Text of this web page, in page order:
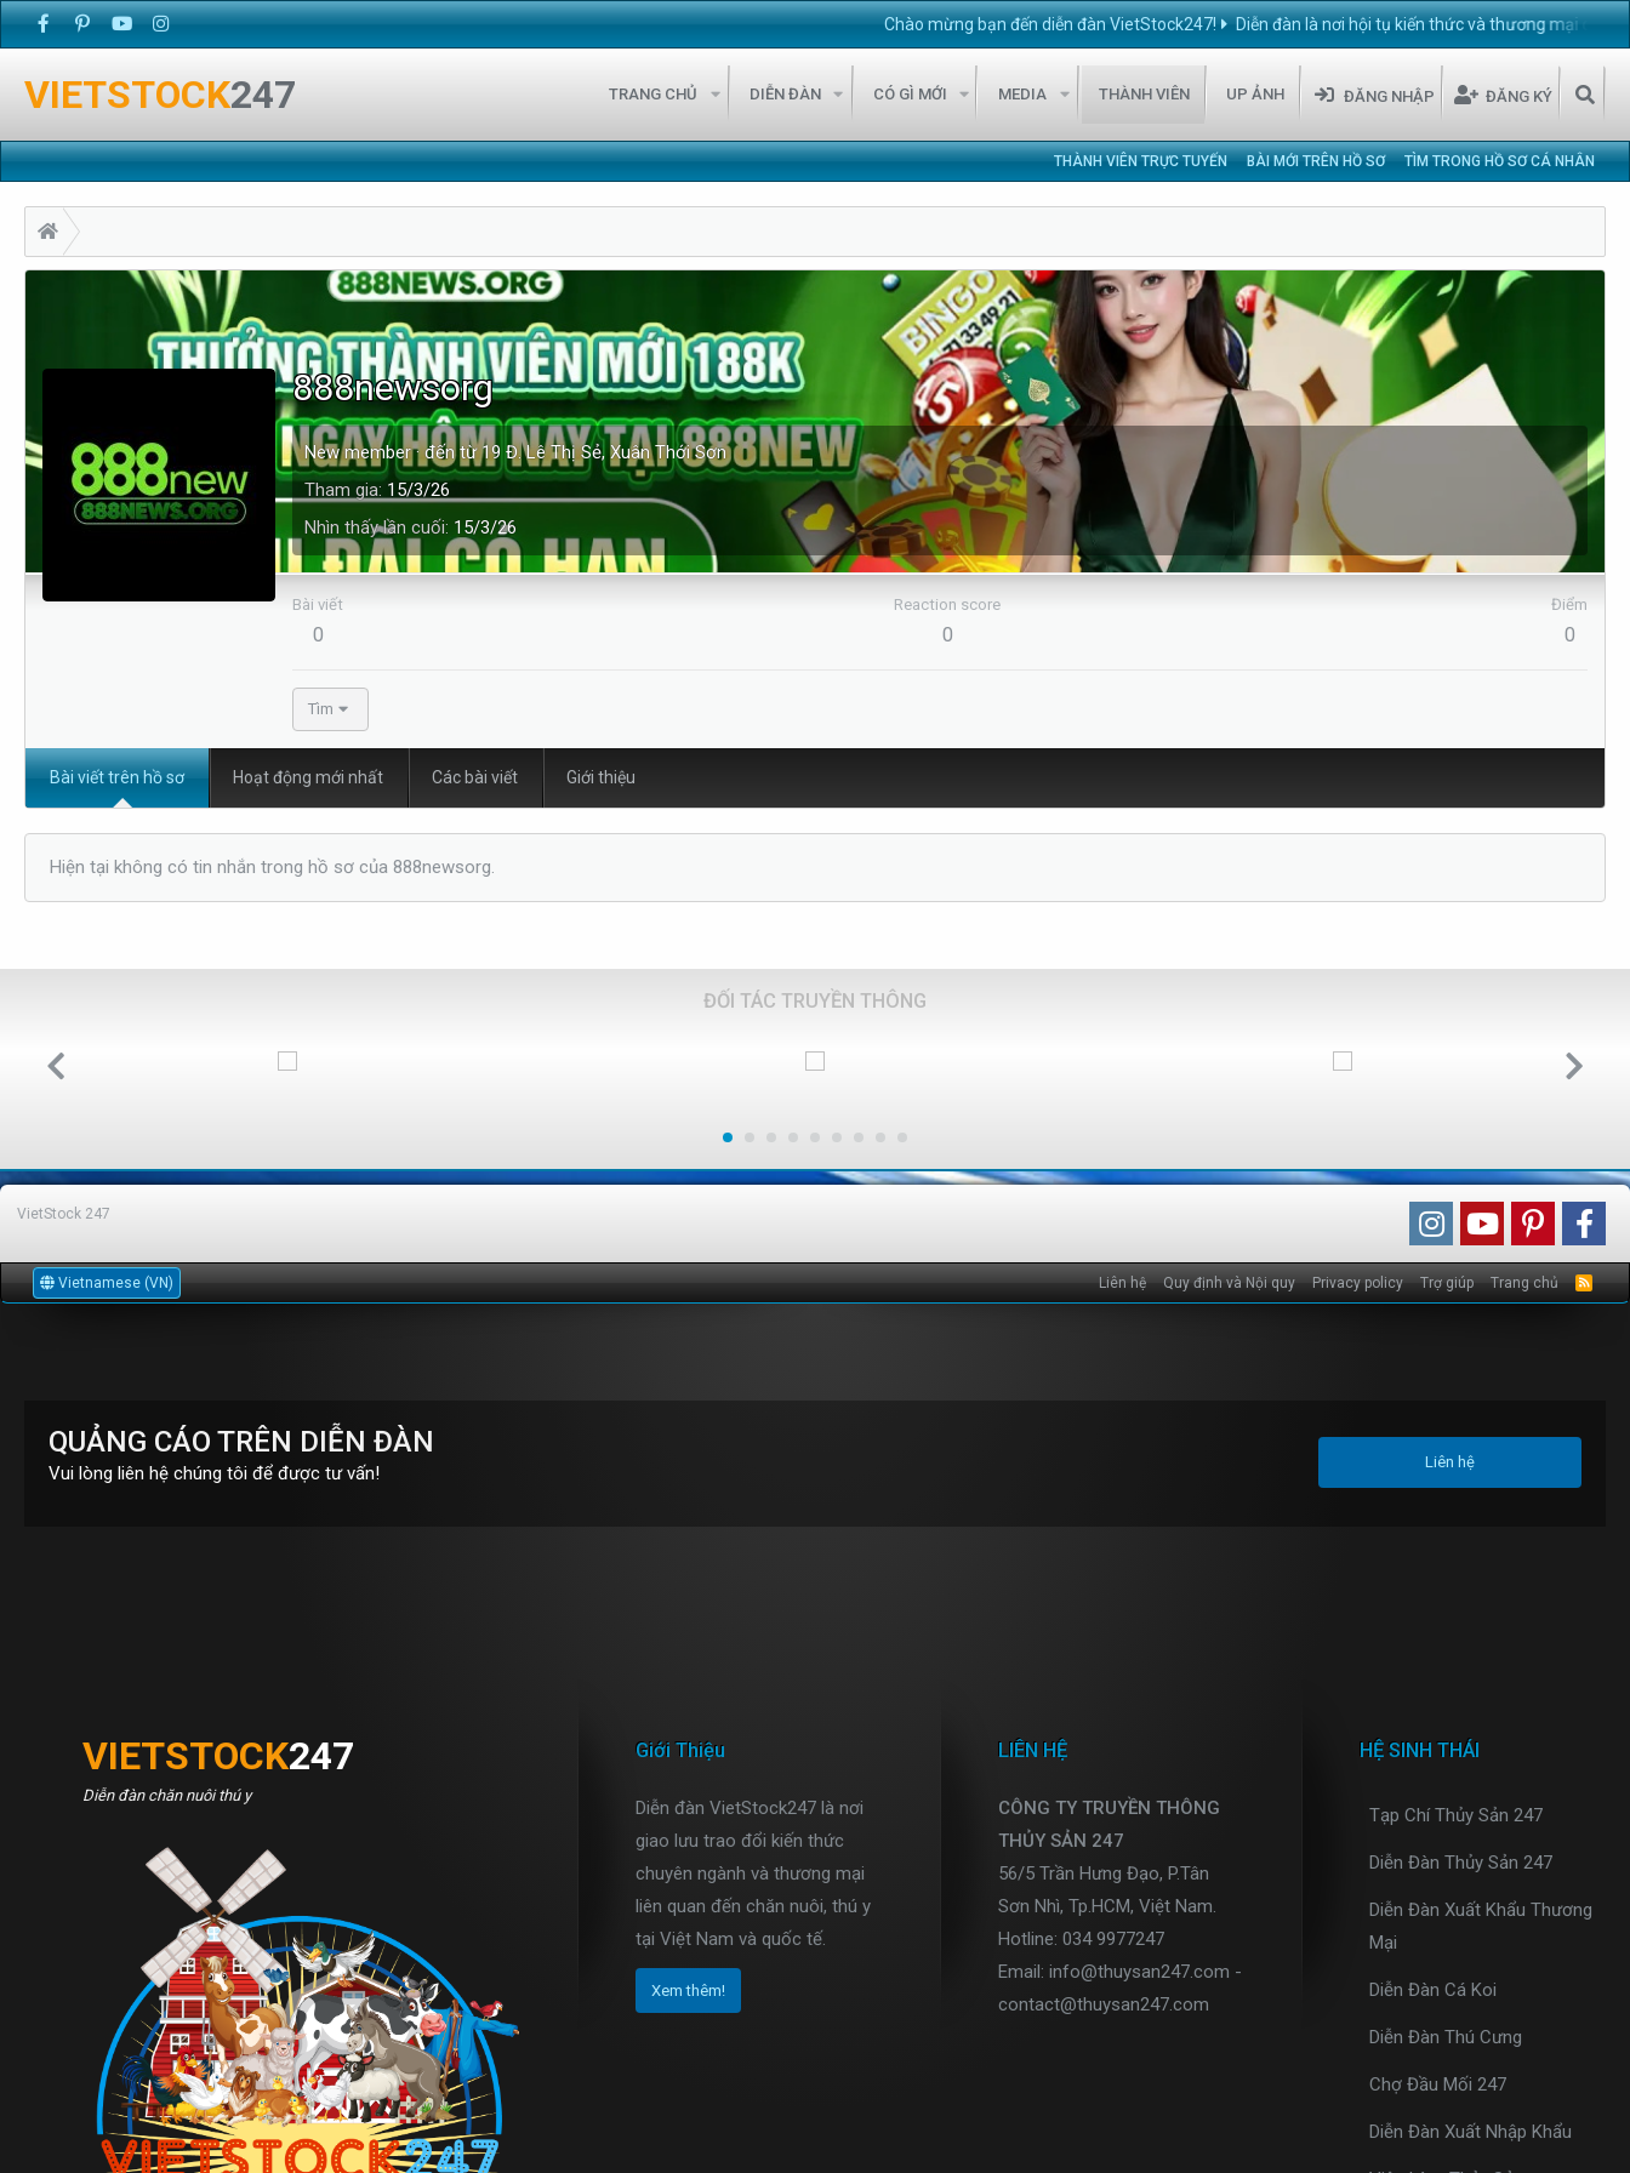
Chào mừng bạn đến diễn đàn VietStock247! Diễn đàn là nơi hội tụ kiến thức và thương mại chuyên ngành
VIETSTOCK247 TRANG CHỦ DIỄN ĐÀN CÓ GÌ MỚI MEDIA THÀNH VIÊN UP ẢNH ĐĂNG NHẬP ĐĂNG KÝ
THÀNH VIÊN TRỰC TUYẾN BÀI MỚI TRÊN HỒ SƠ TÌM TRONG HỒ SƠ CÁ NHÂN
888newsorg
New member · đến từ 19 Đ. Lê Thị Sẻ, Xuân Thới Sơn
Tham gia 15/3/26
Nhìn thấy lần cuối 15/3/26
Bài viết
0
Reaction score
0
Điểm
0
Tìm
Bài viết trên hồ sơ Hoạt động mới nhất Các bài viết Giới thiệu
Hiện tại không có tin nhắn trong hồ sơ của 888newsorg.
ĐỐI TÁC TRUYỀN THÔNG
VietStock 247
Vietnamese (VN) Liên hệ Quy định và Nội quy Privacy policy Trợ giúp Trang chủ
R
QUẢNG CÁO TRÊN DIỄN ĐÀN
Vui lòng liên hệ chúng tôi để được tư vấn!
Liên hệ
VIETSTOCK247
Diễn đàn chăn nuôi thú y
Giới Thiệu
Diễn đàn VietStock247 là nơi
giao lưu trao đổi kiến thức
chuyên ngành và thương mại
liên quan đến chăn nuôi, thú y
tại Việt Nam và quốc tế.
Xem thêm!
LIÊN HỆ
CÔNG TY TRUYỀN THÔNG
THỦY SẢN 247
56/5 Trần Hưng Đạo, P.Tân
Sơn Nhì, Tp.HCM, Việt Nam.
Hotline: 034 9977247
Email: info@thuysan247.com -
contact@thuysan247.com
HỆ SINH THÁI
Tạp Chí Thủy Sản 247
Diễn Đàn Thủy Sản 247
Diễn Đàn Xuất Khẩu Thương
Mại
Diễn Đàn Cá Koi
Diễn Đàn Thú Cưng
Chợ Đầu Mối 247
Diễn Đàn Xuất Nhập Khẩu